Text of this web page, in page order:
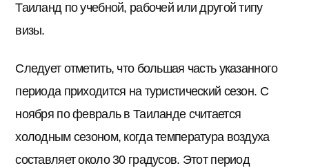
Таиланд по учебной, рабочей или другой типу
визы.
Следует отметить, что большая часть указанного
периода приходится на туристический сезон. С
ноября по февраль в Таиланде считается
холодным сезоном, когда температура воздуха
составляет около 30 градусов. Этот период